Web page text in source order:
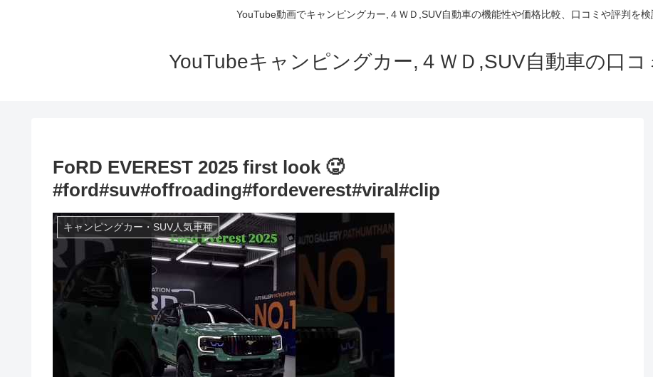
YouTube動画でキャンピングカー,４ＷＤ,SUV自動車の機能性や価格比較、口コミや評判を検
YouTubeキャンピングカー,４ＷＤ,SUV自動車の口
FoRD EVEREST 2025 first look 🥵
#ford#suv#offroading#fordeverest#viral#clip
キャンピングカー・SUV人気車種